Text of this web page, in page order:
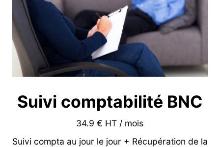
Suivi comptabilité BNC
34.9 € HT / mois
Suivi compta au jour le jour + Récupération de la